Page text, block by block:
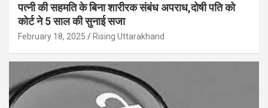
पत्नी की सहमति के बिना शारीरक संबंध अपराध,दोषी पति को
कोर्ट ने 5 साल की सुनाई सजा
February 18, 2025 Rising Uttarakhand